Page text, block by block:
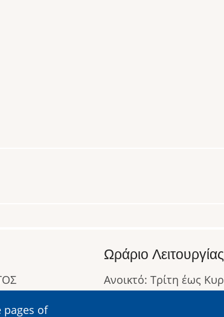
of
Ωράριο Λειτουργίας
Ανοικτό: Τρίτη έως